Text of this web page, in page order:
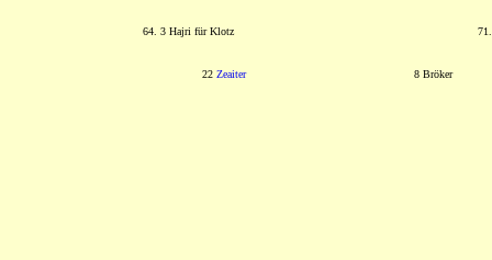
64. 3 Hajri für Klotz
22 Zeaiter 8 Bröker